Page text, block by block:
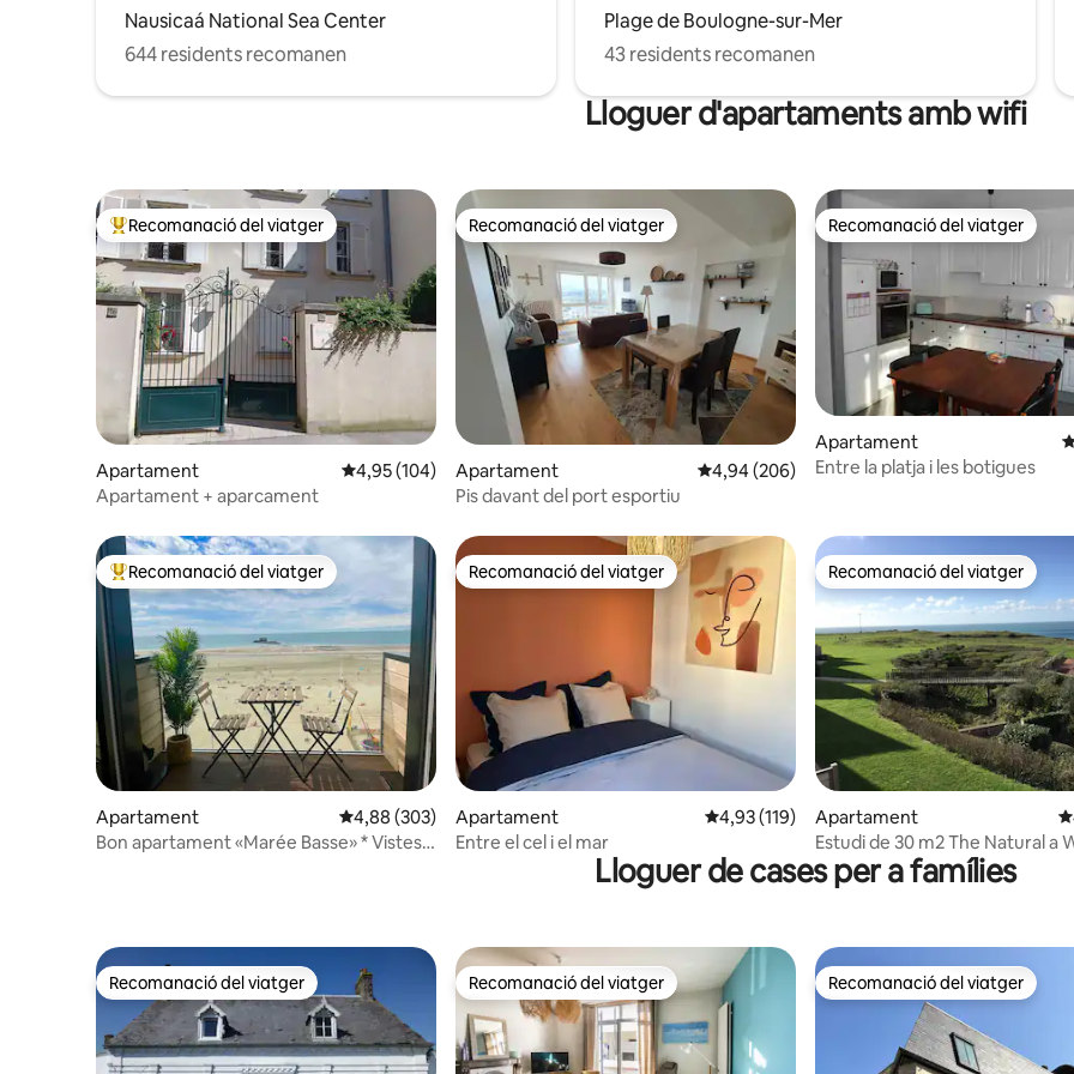
Nausicaá National Sea Center
644 residents recomanen
Plage de Boulogne-sur-Mer
43 residents recomanen
Lloguer d'apartaments amb wifi
Principals recomanacions dels viatgers
Recomanació del viatger
Apartament 4,95 de puntuació mitjana d'un total de 5; 104 avaluacions
4,95 (104)
Apartament + aparcament
Recomanació del viatger
Recomanació del viatger
Apartament 4,94 de puntuació mitjana d'un total de 5; 206
4,94 (206)
Pis davant del port esportiu
Recomanació del viatger
Recomanació del viatger
Apartament
Entre la platja i les botigues
Principals recomanacions dels viatgers
Recomanació del viatger
Apartament 4,88 de puntuació mitjana d'un total de 5; 303 avaluacions
4,88 (303)
Bon apartament «Marée Basse» * Vistes
Recomanació del viatger
Recomanació del viatger
Apartament 4,93 de puntuació mitjana d'un total de 5; 119
4,93 (119)
Entre el cel i el mar
Recomanació del viatger
Recomanació del viatger
Apartament
Estudi de 30 m2 The Natural a
Lloguer de cases per a famílies
Recomanació del viatger
Recomanació del viatger Recomanació del viatger
Recomanació del viatger Recomanació del viatger
Recomanació del viatger